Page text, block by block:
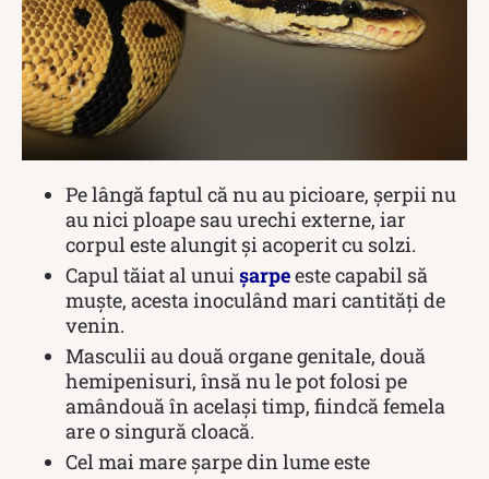
Pe lângă faptul că nu au picioare, șerpii nu
au nici ploape sau urechi externe, iar
corpul este alungit și acoperit cu solzi.
Capul tăiat al unui șarpeeste capabil să
muște, acesta inoculând mari cantități de
venin.
Masculii au două organe genitale, două
hemipenisuri, însă nu le pot folosi pe
amândouă în același timp, fiindcă femela
are o singură cloacă.
Cel mai mare șarpe din lume este